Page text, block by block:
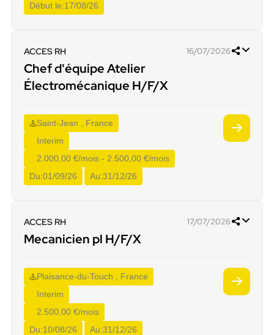
Début le:17/08/26
ACCES RH 16/07/2026
Chef d'équipe Atelier
Électromécanique H/F/X
Saint-Jean , France
Interim
2.000,00 €/mois - 2.500,00 €/mois
Du:01/09/26 Au:31/12/26
ACCES RH 17/07/2026
Mecanicien pl H/F/X
Plaisance-du-Touch , France
Interim
2.500,00 €/mois
Du:10/08/26 Au:31/12/26